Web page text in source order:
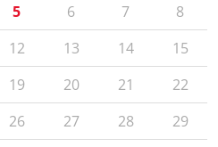
5 6 7
8
12 13 14
15
19 20 21
22
26 27 28
29